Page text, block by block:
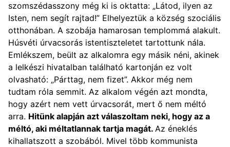
szomszédasszony még ki is oktatta: „Látod, ilyen az
Isten, nem segít rajtad!” Elhelyeztük a község szociális
otthonában. A szobája hamarosan templommá alakult.
Húsvéti úrvacsorás istentiszteletet tartottunk nála.
Emlékszem, beült az alkalomra egy másik néni, akinek
a lelkészi hivatalban található kartonján ez volt
olvasható: „Párttag, nem fizet”. Akkor még nem
tudtam róla semmit. Az alkalom végén azt mondta,
hogy azért nem vett úrvacsorát, mert ő nem méltó
arra. Hitünk alapján azt válaszoltam neki, hogy az a
méltó, aki méltatlannak tartja magát. Az éneklés
kihallatszott a szobából. Mivel több kommunista